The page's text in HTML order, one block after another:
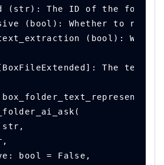
(str): The ID of the folder
(bool): Whether to read
(bool):
The text
bool = False,